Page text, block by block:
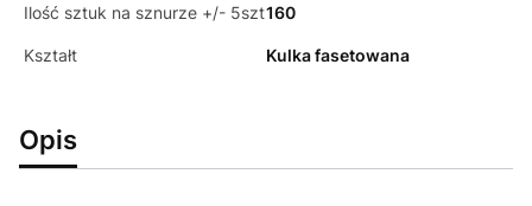
Ilość sztuk na sznurze +/- 5szt160
Kształt Kulka fasetowana
Opis